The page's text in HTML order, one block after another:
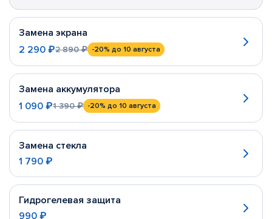
Замена экрана
2 290 ₽2 890 ₽ -20% до 10 августа
Замена аккумулятора
1 090 ₽1 390 ₽ -20% до 10 августа
Замена стекла
1 790 ₽
Гидрогелевая защита
990 ₽